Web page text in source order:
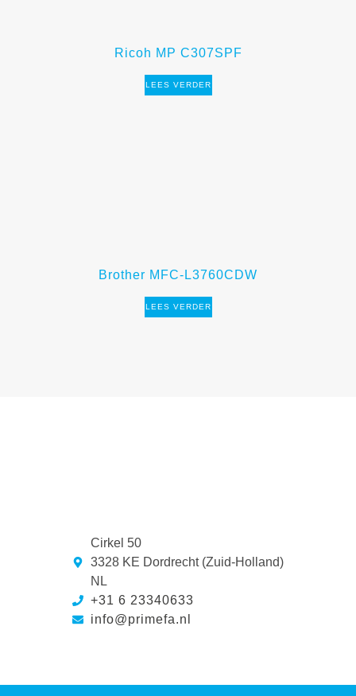
Ricoh MP C307SPF
LEES VERDER
Brother MFC-L3760CDW
LEES VERDER
Cirkel 50
3328 KE Dordrecht (Zuid-Holland)
NL
+31 6 23340633
info@primefa.nl